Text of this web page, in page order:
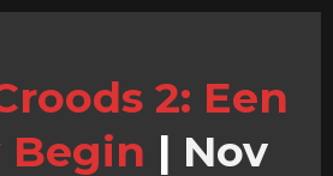
2: Een
Begin | Nov